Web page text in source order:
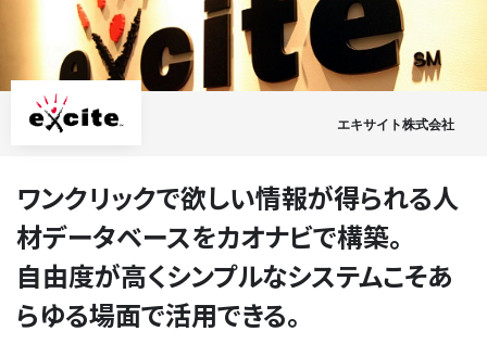
エキサイト株式会社
ワンクリックで欲しい情報が得られる人
材データベースをカオナビで構築。
自由度が高くシンプルなシステムこそあ
らゆる場面で活用できる。